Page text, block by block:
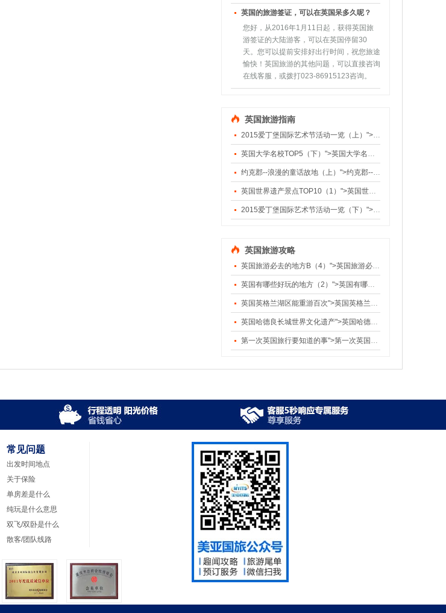
英国的旅游签证，可以在英国呆多久呢？
您好，从2016年1月11日起，获得英国旅
游签证的大陆游客，可以在英国停留30
天。您可以提前安排好出行时间，祝您旅途
愉快！英国旅游的其他问题，可以直接咨询
在线客服，或拨打023-86915123咨询。
英国旅游指南
2015爱丁堡国际艺术节活动一览（上）">2015爱丁堡国际艺术节活动一览（上）
英国大学名校TOP5（下）">英国大学名校TOP5（下）
约克郡--浪漫的童话故地（上）">约克郡--浪漫的童话故地（上）
英国世界遗产景点TOP10（1）">英国世界遗产景点TOP10（1）
2015爱丁堡国际艺术节活动一览（下）">2015爱丁堡国际艺术节活动一览（下）
英国旅游攻略
英国旅游必去的地方B（4）">英国旅游必去的地方B（4）
英国有哪些好玩的地方（2）">英国有哪些好玩的地方（2）
英国英格兰湖区能重游百次">英国英格兰湖区能重游百次
英国哈德良长城世界文化遗产">英国哈德良长城世界文化遗产
第一次英国旅行要知道的事">第一次英国旅行要知道的事
常见问题
出发时间地点
关于保险
单房差是什么
纯玩是什么意思
双飞/双卧是什么
散客/团队线路